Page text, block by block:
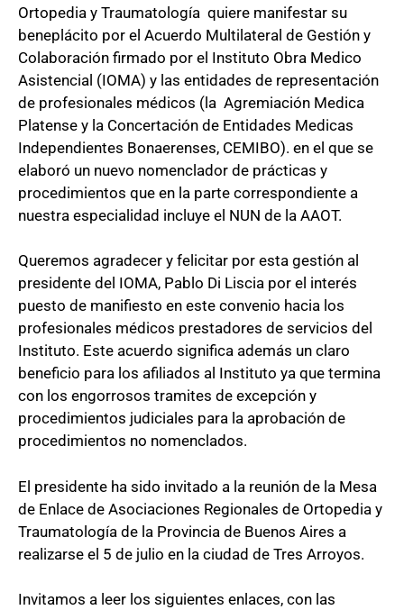
Ortopedia y Traumatología quiere manifestar su
beneplácito por el Acuerdo Multilateral de Gestión y
Colaboración firmado por el Instituto Obra Medico
Asistencial (IOMA) y las entidades de representación
de profesionales médicos (la Agremiación Medica
Platense y la Concertación de Entidades Medicas
Independientes Bonaerenses, CEMIBO). en el que se
elaboró un nuevo nomenclador de prácticas y
procedimientos que en la parte correspondiente a
nuestra especialidad incluye el NUN de la AAOT.
Queremos agradecer y felicitar por esta gestión al
presidente del IOMA, Pablo Di Liscia por el interés
puesto de manifiesto en este convenio hacia los
profesionales médicos prestadores de servicios del
Instituto. Este acuerdo significa además un claro
beneficio para los afiliados al Instituto ya que termina
con los engorrosos tramites de excepción y
procedimientos judiciales para la aprobación de
procedimientos no nomenclados.
El presidente ha sido invitado a la reunión de la Mesa
de Enlace de Asociaciones Regionales de Ortopedia y
Traumatología de la Provincia de Buenos Aires a
realizarse el 5 de julio en la ciudad de Tres Arroyos.
Invitamos a leer los siguientes enlaces, con las